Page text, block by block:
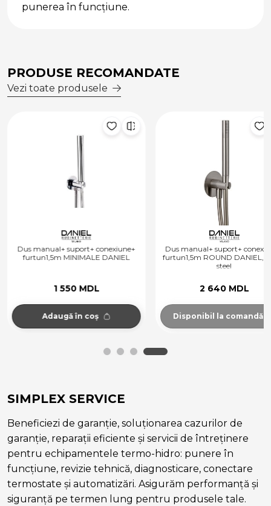
punerea în funcţiune.
PRODUSE RECOMANDATE
Vezi toate produsele
Dus manual+ suport+ conexiune+
furtun1,5m MINIMALE DANIEL
1 550 MDL
Adaugă în coș
Dus manual+ suport+
furtun1,5m ROUND DANIEL,
steel
2 640 MDL
Disponibil la comandă
SIMPLEX SERVICE
Beneficiezi de garanție, soluționarea cazurilor de
garanție, reparații eficiente și servicii de întreținere
pentru echipamentele termo-hidro: punere în
funcțiune, revizie tehnică, diagnosticare, conectare
termostate și automatizări. Asigurăm performanță și
siguranță pe termen lung pentru produsele tale.